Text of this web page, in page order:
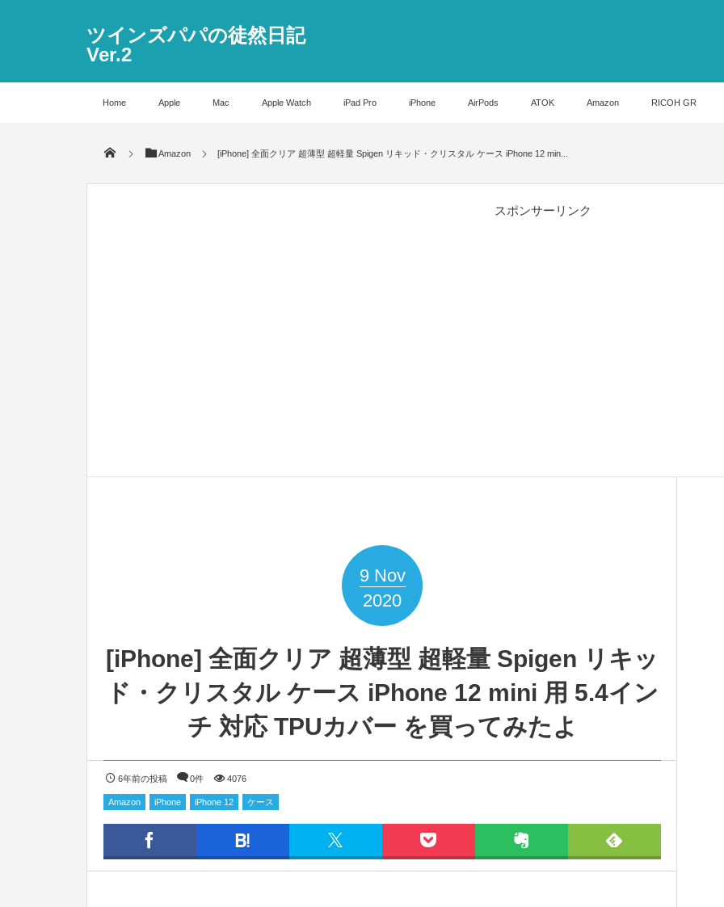
ツインズパパの徒然日記
Ver.2
Home Apple Mac Apple Watch iPad Pro iPhone AirPods ATOK Amazon RICOH GR
Amazon [iPhone] 全面クリア 超薄型 超軽量 Spigen リキッド・クリスタル ケース iPhone 12 min...
スポンサーリンク
9 Nov
2020
[iPhone] 全面クリア 超薄型 超軽量 Spigen リキッ
ド・クリスタル ケース iPhone 12 mini 用 5.4イン
チ 対応 TPUカバー を買ってみたよ
6年前の投稿 0件 4076
Amazon iPhone iPhone 12 ケース